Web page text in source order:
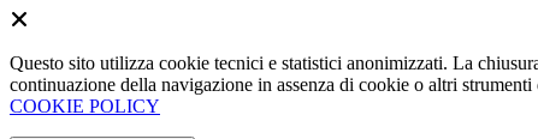
Questo sito utilizza cookie tecnici e statistici anonimizzati. La
continuazione della navigazione in assenza di cookie o altri
COOKIE POLICY